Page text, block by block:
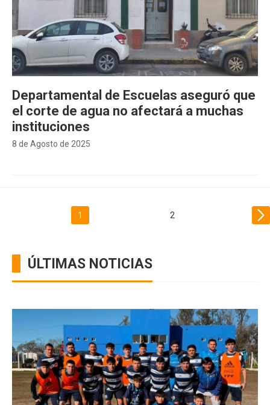
8 de Agosto de 2025
Departamental de Escuelas aseguró que
el corte de agua no afectará a muchas
instituciones
1 2
ÚLTIMAS NOTICIAS